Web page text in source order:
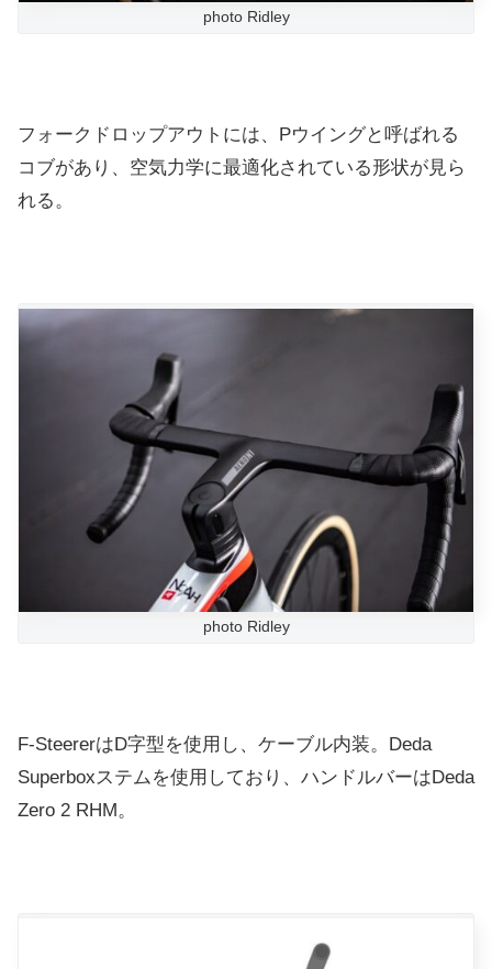
photo Ridley
フォークドロップアウトには、Pウイングと呼ばれる
コブがあり、空気力学に最適化されている形状が見ら
れる。
photo Ridley
F-SteererはD字型を使用し、ケーブル内装。Deda
Superboxステムを使用しており、ハンドルバーはDeda
Zero 2 RHM。